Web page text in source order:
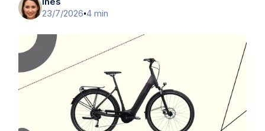
23/7/2026•4 min